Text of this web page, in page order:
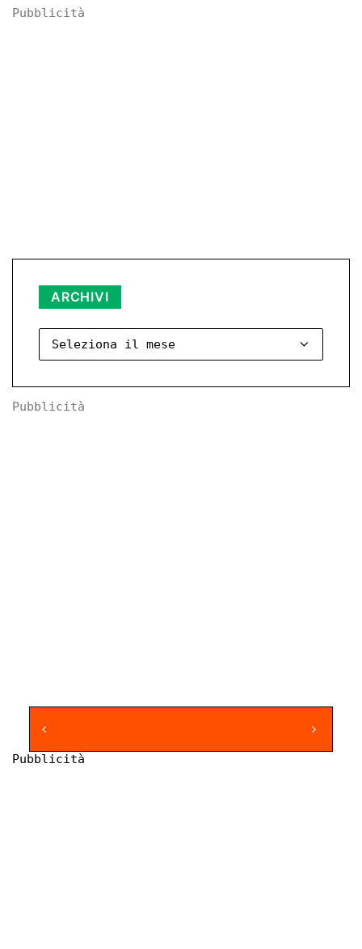
Pubblicità
ARCHIVI
Pubblicità
Pubblicità